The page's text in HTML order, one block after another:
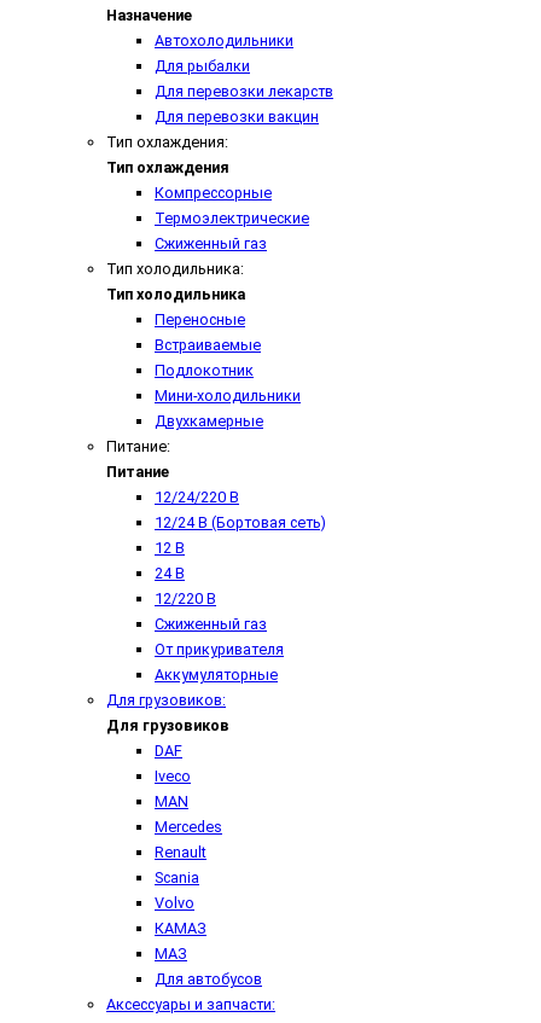
Назначение
Автохолодильники
Для рыбалки
Для перевозки лекарств
Для перевозки вакцин
Тип охлаждения:
Тип охлаждения
Компрессорные
Термоэлектрические
Сжиженный газ
Тип холодильника:
Тип холодильника
Переносные
Встраиваемые
Подлокотник
Мини-холодильники
Двухкамерные
Питание:
Питание
12/24/220 В
12/24 В (Бортовая сеть)
12 В
24 В
12/220 В
Сжиженный газ
От прикуривателя
Аккумуляторные
Для грузовиков:
Для грузовиков
DAF
Iveco
MAN
Mercedes
Renault
Scania
Volvo
КАМАЗ
МАЗ
Для автобусов
Аксессуары и запчасти: